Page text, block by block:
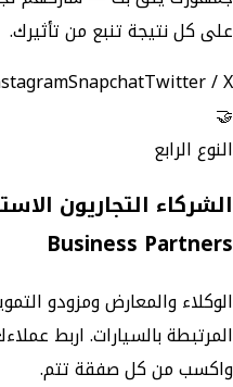
على كل نتيجة تنبع من تأثيرك.
SnapchatTwitter / X
🤝
النوع الرابع
Business Partners
الوكلاء والمعارض ومزودو
المرتبطة بالسيارات. اربط
واكسب من كل صفقة تتم.